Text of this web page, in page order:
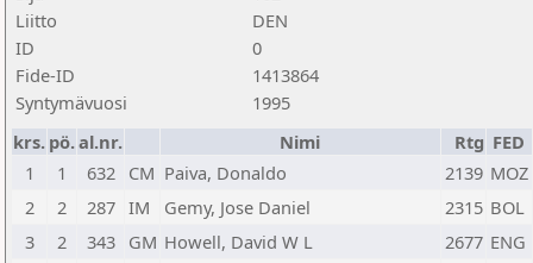
Liitto
DEN
ID
0
Fide-ID
1413864
Syntymävuosi
1995
krs. pö.al.nr. Nimi Rtg FED
1
1 632 CM Paiva, Donaldo 2139 MOZ
2
2 287 IM Gemy, Jose Daniel 2315 BOL
3
2 343 GM Howell, David W L 2677 ENG